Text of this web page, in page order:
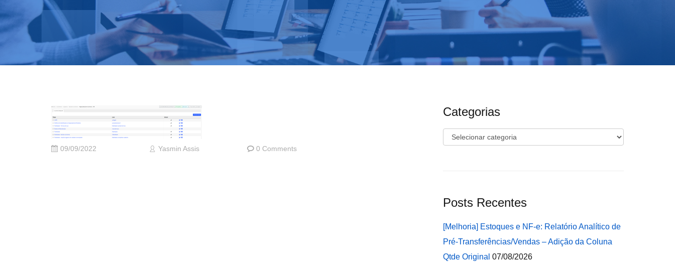
09/09/2022 Yasmin Assis 0 Comments
Categorias
Categorias
Posts Recentes
[Melhoria] Estoques e NF-e: Relatório Analítico de
Pré-Transferências/Vendas – Adição da Coluna
Qtde Original 07/08/2026